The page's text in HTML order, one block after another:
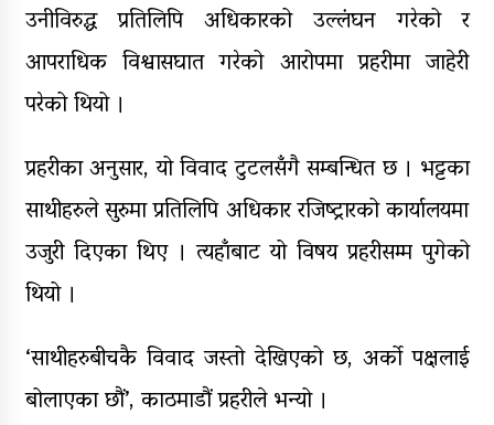
उनीविरुद्ध प्रतिलिपि अधिकारको उल्लंघन गरेको र
आपराधिक विश्वासघात गरेको आरोपमा प्रहरीमा जाहेरी
परेको थियो ।
प्रहरीका अनुसार, यो विवाद टुटलसँगै सम्बन्धित छ । भट्टका
साथीहरुले सुरुमा प्रतिलिपि अधिकार रजिष्ट्रारको कार्यालयमा
उजुरी दिएका थिए । त्यहाँबाट यो विषय प्रहरीसम्म पुगेको
थियो ।
‘साथीहरुबीचकै विवाद जस्तो देखिएको छ, अर्को पक्षलाई
बोलाएका छौं’, काठमाडौं प्रहरीले भन्यो ।